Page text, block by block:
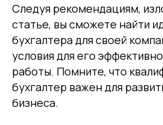
Следуя рекомендациям,
статье, вы сможете найти
бухгалтера для своей
условия для его
работы. Помните, что
бухгалтер важен для
бизнеса.
Компания
О нас
Кейсы
Отзывы
Карьера
Контакты
Продукты
Цифровые
сервисы
Цифровые
бухгалтерские
сервисы
Кадровый учет